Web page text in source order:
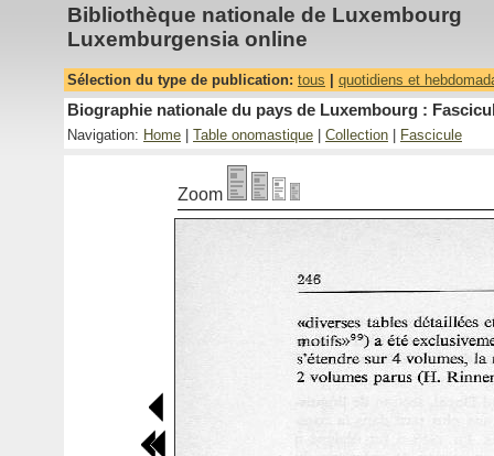
Bibliothèque nationale de Luxembourg
Luxemburgensia online
Sélection du type de publication: tous quotidiens et
Biographie nationale du pays de Luxembourg :
Navigation: Home Table onomastique Collection Fascicule
Zoom